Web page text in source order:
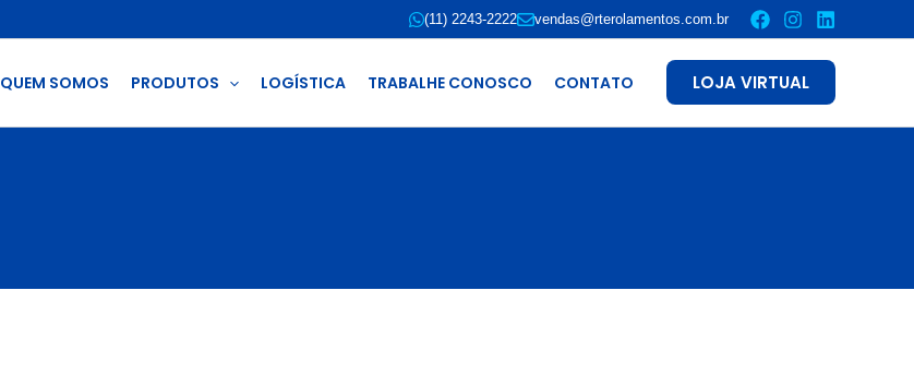
(11) 2243-2222 vendas@rterolamentos.com.br
QUEM SOMOS PRODUTOS LOGÍSTICA TRABALHE CONOSCO CONTATO LOJA VIRTUAL